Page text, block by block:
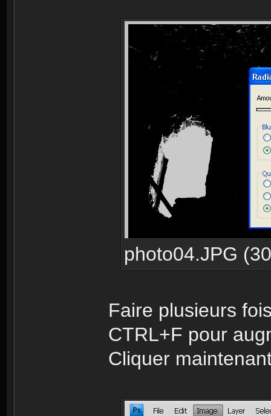
photo04.JPG
Faire plusieurs
CTRL+F pour
Cliquer